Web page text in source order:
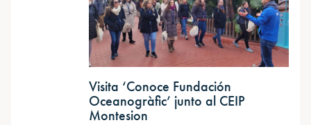
Visita ‘Conoce Fundación
Oceanogràfic’ junto al CEIP
Montesion